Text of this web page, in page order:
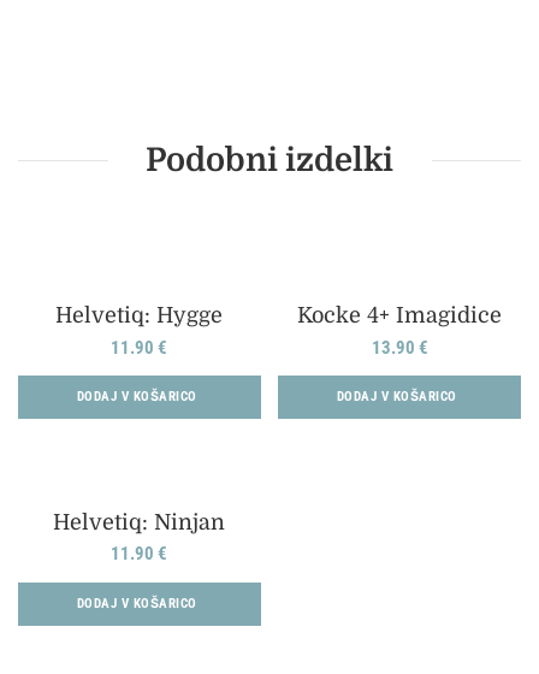
Podobni izdelki
Helvetiq: Hygge
11.90€
DODAJ V KOŠARICO
Kocke 4+ Imagidice
13.90 €
DODAJ V KOŠARICO
Helvetiq: Ninjan
11.90€
DODAJ V KOŠARICO